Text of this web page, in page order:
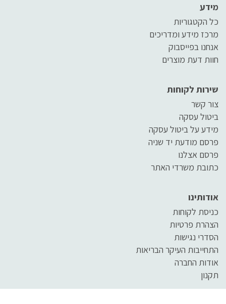
מידע
כל הקטגוריות
מרכז מידע ומדריכים
אנחנו בפייסבוק
חוות דעת מוצרים
שירות לקוחות
צור קשר
ביטול עסקה
מידע על ביטול עסקה
פרסם מודעת יד שניה
פרסם אצלנו
כתובת משרדי האתר
אודותינו
כניסת לקוחות
הצהרת פרטיות
הסדרי נגישות
התחייבות העיקר הבריאות
אודות החברה
תקנון